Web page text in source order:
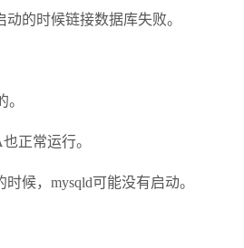
的时候链接数据库失败。
正常运行。
候，mysqld可能没有启动。